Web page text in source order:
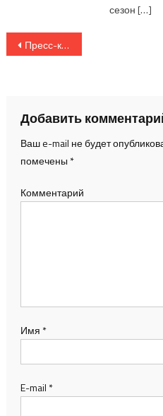
сезон […]
Навигация по
Пресс-конференция фестиваля Star Of Asia.
Добавить
Ваш e-mail не будет
помечены *
Комментарий
Имя *
E-mail *